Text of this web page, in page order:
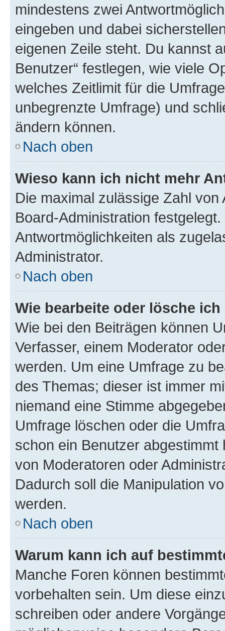
mindestens zwei
eingeben und dabei
eigenen Zeile steht. Du kannst
Benutzer“ festlegen, wie viele
welches Zeitlimit für die
unbegrenzte Umfrage) und
ändern können.
Nach oben
Wieso kann ich nicht mehr
Die maximal zulässige Zahl
Board-Administration
Antwortmöglichkeiten als
Administrator.
Nach oben
Wie bearbeite oder lösche
Wie bei den Beiträgen können
Verfasser, einem Moderator
werden. Um eine Umfrage zu
des Themas; dieser ist immer
niemand eine Stimme
Umfrage löschen oder die
schon ein Benutzer
von Moderatoren oder
Dadurch soll die Manipulation
werden.
Nach oben
Warum kann ich auf
Manche Foren können
vorbehalten sein. Um diese
schreiben oder andere